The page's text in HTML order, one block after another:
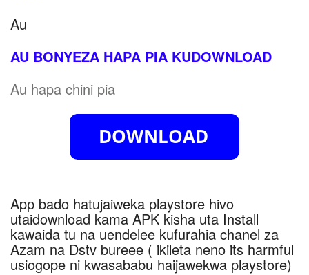
Au
AU BONYEZA HAPA PIA KUDOWNLOAD
Au hapa chini pia
App bado hatujaiweka playstore hivo
utaidownload kama APK kisha uta Install
kawaida tu na uendelee kufurahia chanel za
Azam na Dstv bureee ( ikileta neno its harmful
usiogope ni kwasababu haijawekwa playstore)